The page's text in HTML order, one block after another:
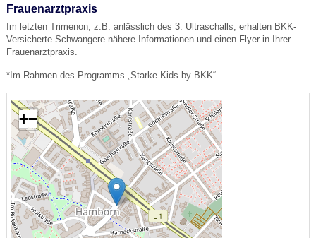
Frauenarztpraxis
Im letzten Trimenon, z.B. anlässlich des 3. Ultraschalls, erhalten BKK-
Versicherte Schwangere nähere Informationen und einen Flyer in Ihrer
Frauenarztpraxis.
*Im Rahmen des Programms „Starke Kids by BKK“
+−